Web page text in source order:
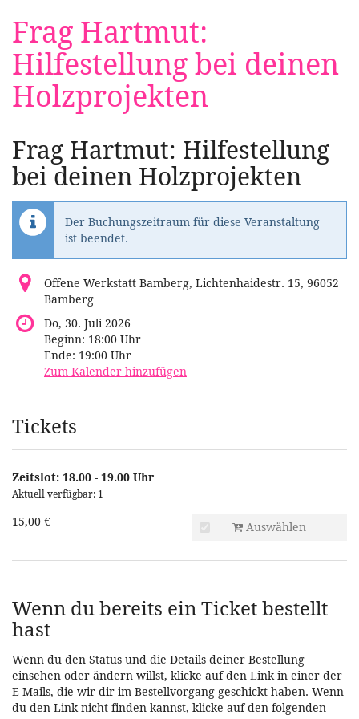
Haupt-
Inhalt
springen
Frag Hartmut:
Hilfestellung bei deinen
Holzprojekten
Frag Hartmut: Hilfestellung
bei deinen Holzprojekten
Der Buchungszeitraum für diese Veranstaltung
ist beendet.
Offene Werkstatt Bamberg, Lichtenhaidestr. 15, 96052
Bamberg
Do, 30. Juli 2026
Beginn: 18:00 Uhr
Ende: 19:00 Uhr
Zum Kalender hinzufügen
Produkte
Tickets
Zeitslot: 18.00 - 19.00 Uhr
Aktuell verfügbar: 1
15,00 € Auswählen
Wenn du bereits ein Ticket bestellt
hast
Wenn du den Status und die Details deiner Bestellung
einsehen oder ändern willst, klicke auf den Link in einer der
E-Mails, die wir dir im Bestellvorgang geschickt haben. Wenn
du den Link nicht finden kannst, klicke auf den folgenden